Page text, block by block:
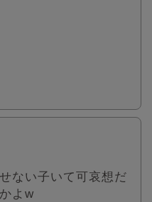
ない子いて可哀想だ
よw